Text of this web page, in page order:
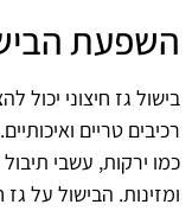
השפעת
בישול גז חיצוני יכול
רכיבים טריים
כמו ירקות, עשבי
ומזינות. הבישול על